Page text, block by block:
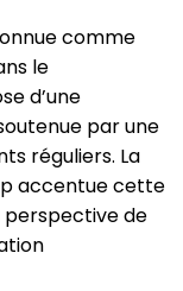
comme
le
d’une
par une
réguliers. La
accentue cette
perspective de